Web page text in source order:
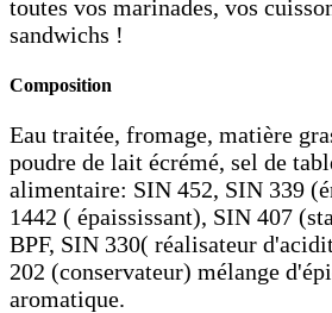
toutes vos marinades, vos
sandwichs !
Composition
Eau traitée, fromage, matière
poudre de lait écrémé, sel de
alimentaire: SIN 452, SIN 339
1442 ( épaississant), SIN 407
BPF, SIN 330( réalisateur
202 (conservateur) mélange
aromatique.